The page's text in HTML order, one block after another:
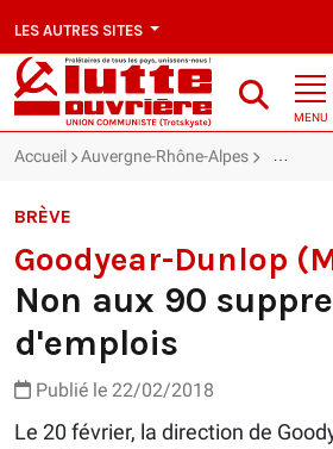
LES AUTRES SITES
MENU
Accueil Auvergne-Rhône-Alpes
BRÈVE
Goodyear-Dunlop
Non aux 90
d'emplois
Publié le 22/02/2018
Le 20 février, la direction de